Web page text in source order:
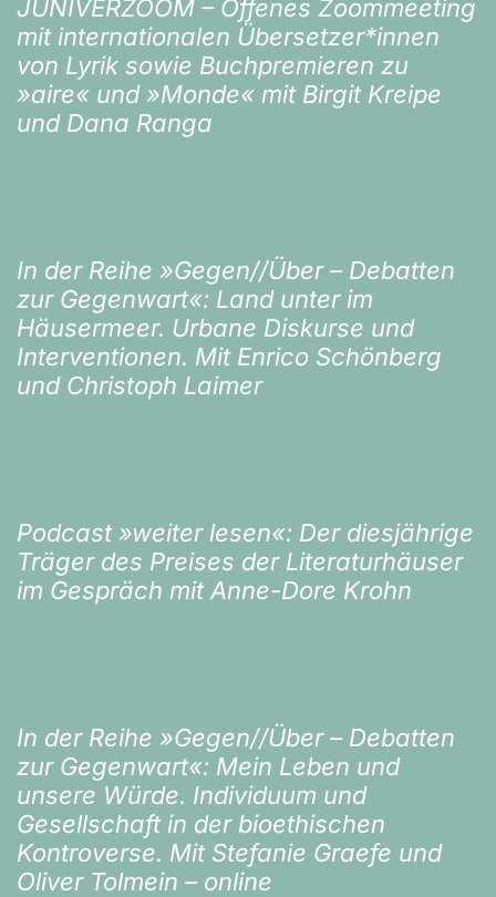
JUNIVERZOOM – Offenes Zoommeeting
mit internationalen Übersetzer*innen
von Lyrik sowie Buchpremieren zu
»aire« und »Monde« mit Birgit Kreipe
und Dana Ranga
In der Reihe »Gegen//Über – Debatten
zur Gegenwart«: Land unter im
Häusermeer. Urbane Diskurse und
Interventionen. Mit Enrico Schönberg
und Christoph Laimer
Podcast »weiter lesen«: Der diesjährige
Träger des Preises der Literaturhäuser
im Gespräch mit Anne-Dore Krohn
In der Reihe »Gegen//Über – Debatten
zur Gegenwart«: Mein Leben und
unsere Würde. Individuum und
Gesellschaft in der bioethischen
Kontroverse. Mit Stefanie Graefe und
Oliver Tolmein – online